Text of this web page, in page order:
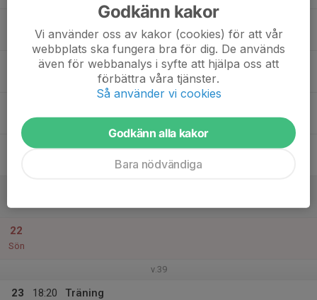
21:00
Träning
Klämman Arena A
Tor
20:00
Klämman Arena A
22
Sön
v.39
23
18:20
Träning
Godkänn kakor
Vi använder oss av kakor (cookies) för att vår
webbplats ska fungera bra för dig. De används
även för webbanalys i syfte att hjälpa oss att
förbättra våra tjänster.
Så använder vi cookies
Godkänn alla kakor
Bara nödvändiga